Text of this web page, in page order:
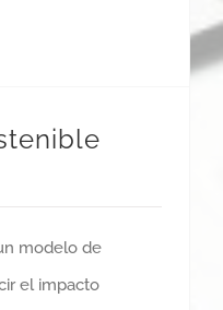
modelo de
el impacto